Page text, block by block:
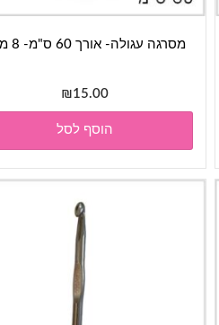
מסרגה עגולה- אורך 60 ס"מ- 8 מ"מ
₪15.00
הוסף לסל